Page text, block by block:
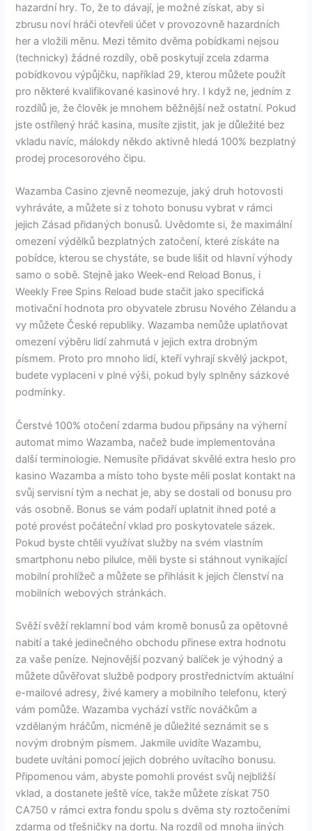
hazardní hry. To, že to dávají, je možné získat, aby si
zbrusu noví hráči otevřeli účet v provozovně hazardních
her a vložili měnu. Mezi těmito dvěma pobídkami nejsou
(technicky) žádné rozdíly, obě poskytují zcela zdarma
pobídkovou výpůjčku, například 29, kterou můžete použít
pro některé kvalifikované kasinové hry. I když ne, jedním z
rozdílů je, že člověk je mnohem běžnější než ostatní. Pokud
jste ostřílený hráč kasina, musíte zjistit, jak je důležité bez
vkladu navíc, málokdy někdo aktivně hledá 100% bezplatný
prodej procesorového čipu.
Wazamba Casino zjevně neomezuje, jaký druh hotovosti
vyhráváte, a můžete si z tohoto bonusu vybrat v rámci
jejich Zásad přidaných bonusů. Uvědomte si, že maximální
omezení výdělků bezplatných zatočení, které získáte na
pobídce, kterou se chystáte, se bude lišit od hlavní výhody
samo o sobě. Stejně jako Week-end Reload Bonus, i
Weekly Free Spins Reload bude stačit jako specifická
motivační hodnota pro obyvatele zbrusu Nového Zélandu a
vy můžete České republiky. Wazamba nemůže uplatňovat
omezení výběru lidí zahrnutá v jejich extra drobným
písmem. Proto pro mnoho lidí, kteří vyhrají skvělý jackpot,
budete vyplaceni v plné výši, pokud byly splněny sázkové
podmínky.
Čerstvé 100% otočení zdarma budou připsány na výherní
automat mimo Wazamba, načež bude implementována
další terminologie. Nemusíte přidávat skvělé extra heslo pro
kasino Wazamba a místo toho byste měli poslat kontakt na
svůj servisní tým a nechat je, aby se dostali od bonusu pro
vás osobně. Bonus se vám podaří uplatnit ihned poté a
poté provést počáteční vklad pro poskytovatele sázek.
Pokud byste chtěli využívat služby na svém vlastním
smartphonu nebo pilulce, měli byste si stáhnout vynikající
mobilní prohlížeč a můžete se přihlásit k jejich členství na
mobilních webových stránkách.
Svěží svěží reklamní bod vám kromě bonusů za opětovné
nabití a také jedinečného obchodu přinese extra hodnotu
za vaše peníze. Nejnovější pozvaný balíček je výhodný a
můžete důvěřovat službě podpory prostřednictvím aktuální
e-mailové adresy, živé kamery a mobilního telefonu, který
vám pomůže. Wazamba vychází vstříc nováčkům a
vzdělaným hráčům, nicméně je důležité seznámit se s
novým drobným písmem. Jakmile uvidíte Wazambu,
budete uvítáni pomocí jejich dobrého uvítacího bonusu.
Připomenou vám, abyste pomohli provést svůj nejbližší
vklad, a dostanete ještě více, takže můžete získat 750
CA750 v rámci extra fondu spolu s dvěma sty roztočeními
zdarma od třešničky na dortu. Na rozdíl od mnoha jiných